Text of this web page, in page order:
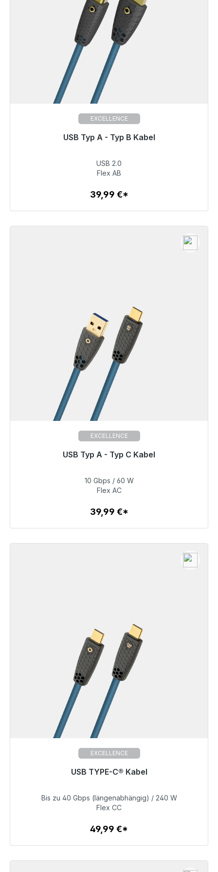
EXCELLENCE
USB Typ A - Typ B Kabel
Gotowy do natychmiastowej wysyłki, czas dostawy
39,99 €
Szczegóły
USB 2.0
Flex AB
39,99 €*
EXCELLENCE
USB Typ A - Typ C Kabel
Gotowy do natychmiastowej wysyłki, czas dostawy
39,99 €
Szczegóły
10 Gbps / 60 W
Flex AC
39,99 €*
EXCELLENCE
USB TYPE-C® Kabel
Gotowy do natychmiastowej wysyłki, czas dostawy
49,99 €
Szczegóły
Bis zu 40 Gbps (längenabhängig) / 240 W
Flex CC
49,99 €*